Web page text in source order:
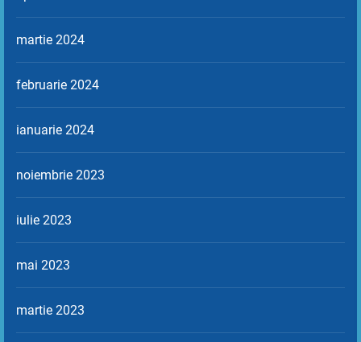
martie 2024
februarie 2024
ianuarie 2024
noiembrie 2023
iulie 2023
mai 2023
martie 2023